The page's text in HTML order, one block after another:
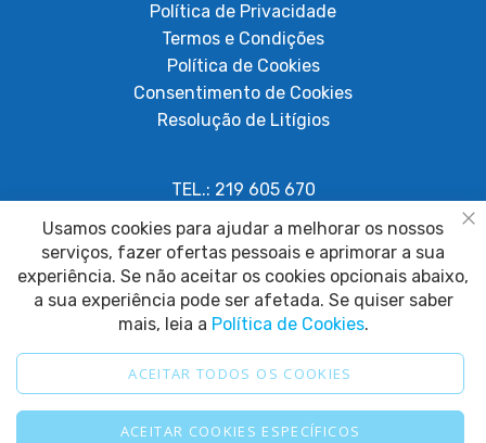
Política de Privacidade
Termos e Condições
Política de Cookies
Consentimento de Cookies
Resolução de Litígios
TEL.: 219 605 670
geral@papagaiosempenas.com
Usamos cookies para ajudar a melhorar os nossos
serviços, fazer ofertas pessoais e aprimorar a sua
experiência. Se não aceitar os cookies opcionais abaixo,
a sua experiência pode ser afetada. Se quiser saber
mais, leia a Política de Cookies.
ACEITAR TODOS OS COOKIES
ACEITAR COOKIES ESPECÍFICOS